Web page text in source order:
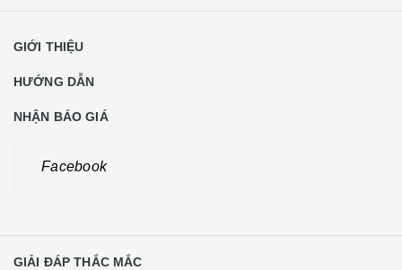
GIỚI THIỆU
HƯỚNG DẪN
NHẬN BÁO GIÁ
Facebook
GIẢI ĐÁP THẮC MẮC